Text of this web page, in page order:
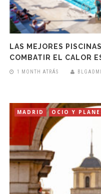
LAS MEJORES
COMBATIR EL CALOR
1 MONTH ATRÁS
MADRID OCIO Y